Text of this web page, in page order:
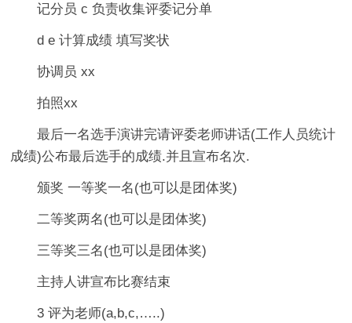
记分员 c 负责收集评委记分单
d e 计算成绩 填写奖状
协调员 xx
拍照xx
最后一名选手演讲完请评委老师讲话(工作人员统计
成绩)公布最后选手的成绩.并且宣布名次.
颁奖 一等奖一名(也可以是团体奖)
二等奖两名(也可以是团体奖)
三等奖三名(也可以是团体奖)
主持人讲宣布比赛结束
3 评为老师(a,b,c,…..)